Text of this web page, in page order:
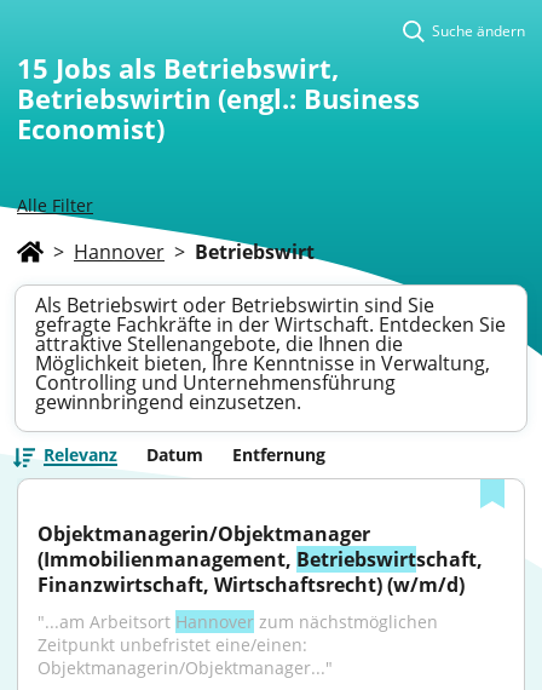
Alle Filter
Suche ändern
15 Jobs als Betriebswirt,
Betriebswirtin (engl.: Business
Economist)
> Hannover > Betriebswirt
Als Betriebswirt oder Betriebswirtin sind Sie
gefragte Fachkräfte in der Wirtschaft. Entdecken Sie
attraktive Stellenangebote, die Ihnen die
Möglichkeit bieten, Ihre Kenntnisse in Verwaltung,
Controlling und Unternehmensführung
gewinnbringend einzusetzen.
Relevanz Datum Entfernung
Objektmanagerin/Objektmanager
(Immobilienmanagement, Betriebswirtschaft,
Finanzwirtschaft, Wirtschaftsrecht) (w/m/d)
"...am Arbeitsort Hannover zum nächstmöglichen
Zeitpunkt unbefristet eine/einen:
Objektmanagerin/Objektmanager..."